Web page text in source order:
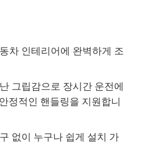
차 인테리어에 완벽하게 조
그립감으로 장시간 운전에
정적인 핸들링을 지원합니
없이 누구나 쉽게 설치 가